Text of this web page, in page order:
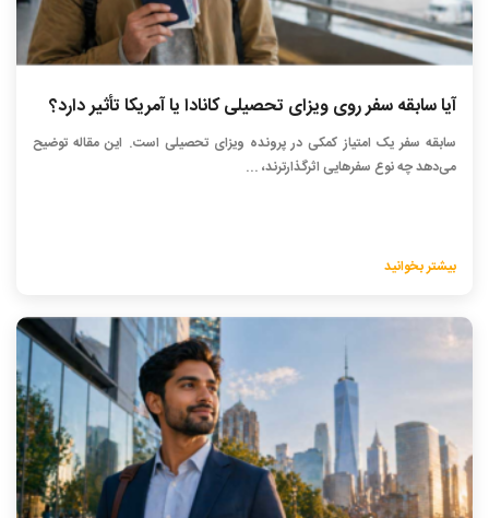
آیا سابقه سفر روی ویزای تحصیلی کانادا یا آمریکا تأثیر دارد؟
سابقه سفر یک امتیاز کمکی در پرونده ویزای تحصیلی است. این مقاله توضیح
می‌دهد چه نوع سفرهایی اثرگذارترند، ...
بیشتر بخوانید